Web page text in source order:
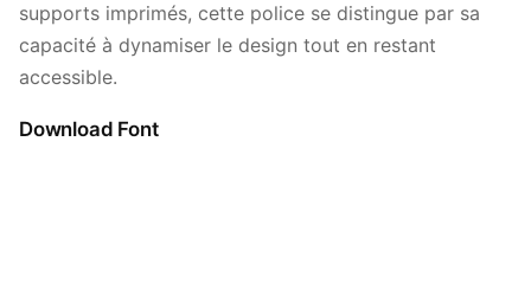
supports imprimés, cette police se distingue par sa
capacité à dynamiser le design tout en restant
accessible.
Download Font